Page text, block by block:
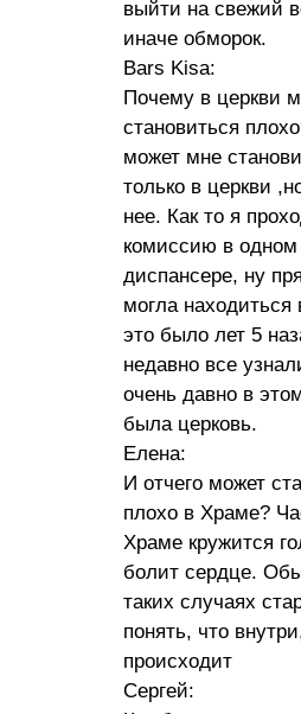
выйти на свежий
иначе обморок.
Bars Kisa:
Почему в церкви
становиться
может мне
только в церкви
нее. Как то я
комиссию в одном
диспансере, ну
могла находиться
это было лет 5
недавно все
очень давно в
была церковь.
Елена:
И отчего может
плохо в Храме?
Храме кружится
болит сердце.
таких случаях
понять, что
происходит
Сергей: